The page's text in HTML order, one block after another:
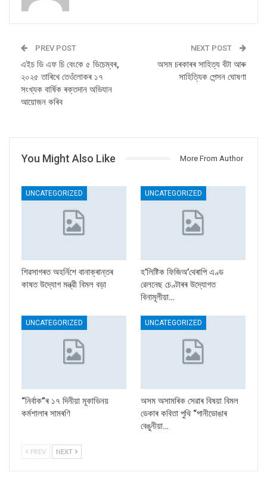
PREV POST
এইচ ডি এফ চি বেংকে ৫ ডিচেম্বৰ,
২০২৫ তাৰিখে তেওঁলোকৰ ১৭
সংখ্যক বাৰ্ষিক ৰক্তদান অভিযান
আয়োজন কৰিব
NEXT POST
অসম চৰকাৰৰ সাহিত্য বঁটা আৰু
সাহিত্যিক পেন্সন ঘোষণা
You Might Also Like More From Author
UNCATEGORIZED
শিৱসাগৰত অহৰ্নিশে বানাক্ৰান্তৰ
কাষত উদ্যোগ মন্ত্রী বিমল বড়া
UNCATEGORIZED
হ’লিষ্টিক ফিজিঅ’থেৰাপি এণ্ড
ৱেলনেছ চেণ্টাৰৰ উদ্যোগত
বিনামূলীয়া…
UNCATEGORIZED
“নিৰ্বাক”ৰ ১৭ দিনীয়া মূকাভিনয়
কৰ্মশালাৰ সামৰণি
UNCATEGORIZED
অসম অসামৰিক সেৱাৰ বিষয়া বিমল
ডেকাৰ কবিতা পুথি “পানীডোঙাৰ
বেঙুনীয়া…
PREV NEXT